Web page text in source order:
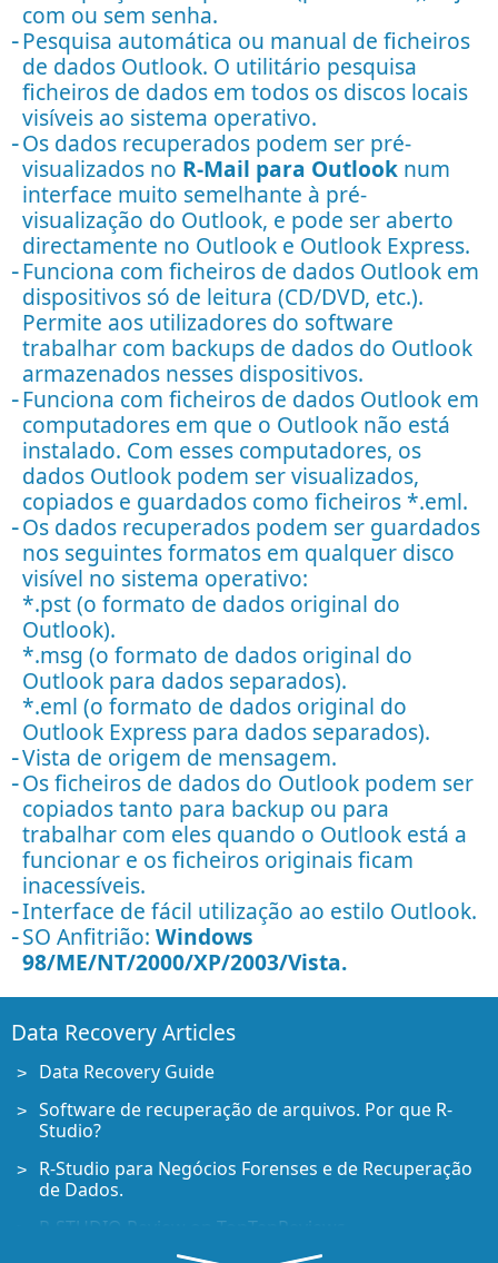
com ou sem senha.
Pesquisa automática ou manual de ficheiros
de dados Outlook. O utilitário pesquisa
ficheiros de dados em todos os discos locais
visíveis ao sistema operativo.
Os dados recuperados podem ser pré-
visualizados no R-Mail para Outlook num
interface muito semelhante à pré-
visualização do Outlook, e pode ser aberto
directamente no Outlook e Outlook Express.
Funciona com ficheiros de dados Outlook em
dispositivos só de leitura (CD/DVD, etc.).
Permite aos utilizadores do software
trabalhar com backups de dados do Outlook
armazenados nesses dispositivos.
Funciona com ficheiros de dados Outlook em
computadores em que o Outlook não está
instalado. Com esses computadores, os
dados Outlook podem ser visualizados,
copiados e guardados como ficheiros *.eml.
Os dados recuperados podem ser guardados
nos seguintes formatos em qualquer disco
visível no sistema operativo:
*.pst (o formato de dados original do
Outlook).
*.msg (o formato de dados original do
Outlook para dados separados).
*.eml (o formato de dados original do
Outlook Express para dados separados).
Vista de origem de mensagem.
Os ficheiros de dados do Outlook podem ser
copiados tanto para backup ou para
trabalhar com eles quando o Outlook está a
funcionar e os ficheiros originais ficam
inacessíveis.
Interface de fácil utilização ao estilo Outlook.
SO Anfitrião: Windows
98/ME/NT/2000/XP/2003/Vista.
Data Recovery Articles
Data Recovery Guide
Software de recuperação de arquivos. Por que R-
Studio?
R-Studio para Negócios Forenses e de Recuperação
de Dados.
R-STUDIO Review on TopTenReviews